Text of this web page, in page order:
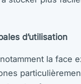
d’utilisation
la face